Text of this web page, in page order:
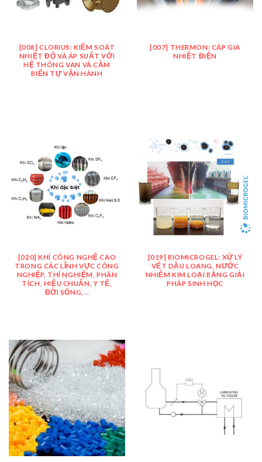
[008] CLORIUS: KIỂM SOÁT
NHIỆT ĐỘ VÀ ÁP SUẤT VỚI
HỆ THÔNG VAN VÀ CẢM
BIẾN TỰ VẬN HÀNH
[007] THERMON: CÁP GIA
NHIỆT ĐIỆN
[020] KHÍ CÔNG NGHỆ CAO
TRONG CÁC LĨNH VỰC CÔNG
NGHIỆP, THÍ NGHIỆM, PHÂN
TÍCH, HIỆU CHUẨN, Y TẾ,
ĐỜI SỐNG, ..
[019] BIOMICROGEL: XỬ LÝ
VẾT DẦU LOANG, NƯỚC
NHIỄM KIM LOẠI BẰNG GIẢI
PHÁP SINH HỌC